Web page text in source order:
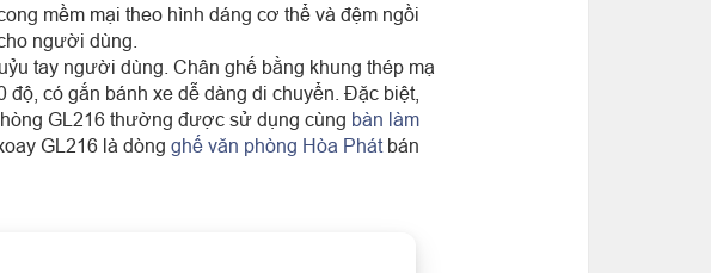
mềm mại theo hình dáng cơ thể và đệm ngồi
người dùng.
tay người dùng. Chân ghế bằng khung thép mạ
có gắn bánh xe dễ dàng di chuyển. Đặc biệt,
GL216 thường được sử dụng cùng bàn làm
GL216 là dòng ghế văn phòng Hòa Phátbán